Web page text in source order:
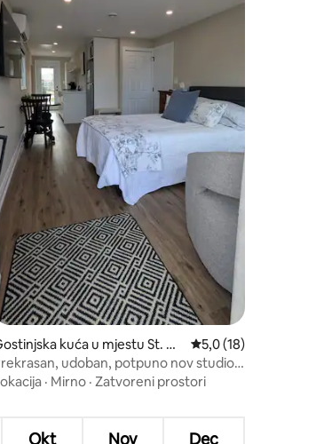
4,9 od 5, recenzija: 59
kuća u mjestu St. Ca
Prosječna ocjena:
5,0 (18)
udoban, potpuno nov studio
· Mirno · Zatvoreni prostori
Okt Nov Dec